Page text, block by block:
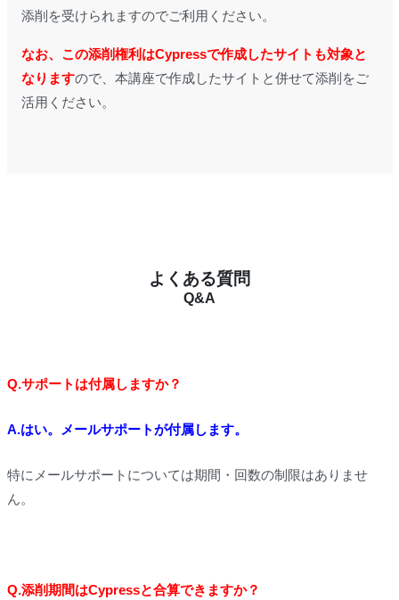
添削を受けられますのでご利用ください。
なお、この添削権利はCypressで作成したサイトも対象と
なりますので、本講座で作成したサイトと併せて添削をご
活用ください。
よくある質問
Q&A
Q.サポートは付属しますか？
A.はい。メールサポートが付属します。
特にメールサポートについては期間・回数の制限はありませ
ん。
Q.添削期間はCypressと合算できますか？